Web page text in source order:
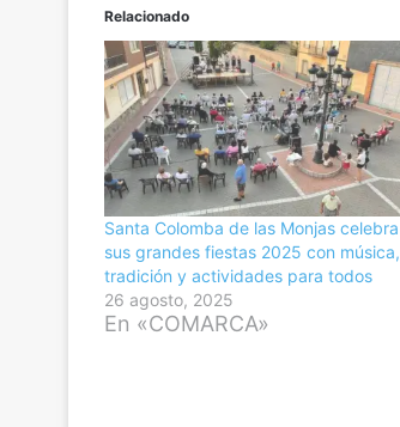
Relacionado
Santa Colomba de las Monjas celebra
sus grandes fiestas 2025 con música,
tradición y actividades para todos
26 agosto, 2025
En «COMARCA»